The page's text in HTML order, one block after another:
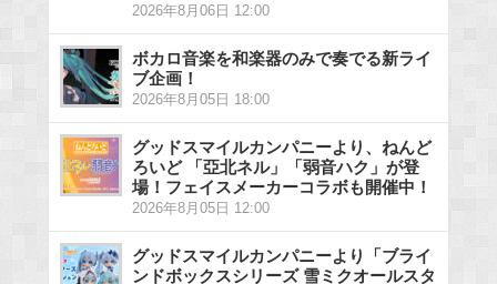
2026年8月06日 12:00
ボカロ音楽を和楽器のみで奏でる新ライ
ブ企画！
2026年8月05日 18:00
グッドスマイルカンパニーより、ねんど
ろいど 「亞北ネル」「弱音ハク」が登
場！フェイスメーカーコラボも開催中！
2026年8月05日 12:00
グッドスマイルカンパニーより「ブライ
ンドボックスシリーズ 雪ミクオールスタ